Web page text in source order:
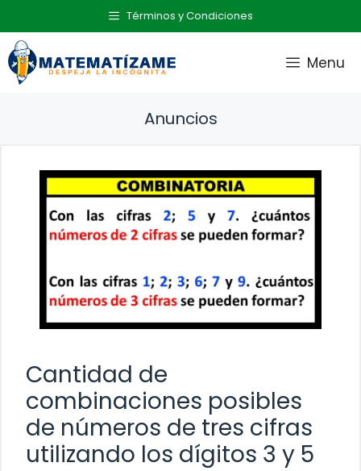
al
contenido
Términos y Condiciones
Menu
Anuncios
Cantidad de
combinaciones posibles
de números de tres cifras
utilizando los dígitos 3 y 5